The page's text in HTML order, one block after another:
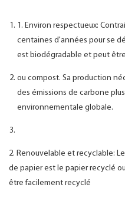
1. Environ respectueux:
centaines d'années pour se
est biodégradable et peut
ou compost. Sa production
des émissions de carbone
environnementale globale.
2. Renouvelable et recyclable:
de papier est le papier recyclé
être facilement recyclé